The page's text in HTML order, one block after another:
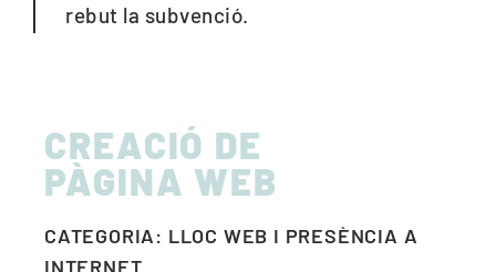
rebut la subvenció.
CREACIÓ DE
PÀGINA WEB
CATEGORIA: LLOC WEB I PRESÈNCIA A
INTERNET